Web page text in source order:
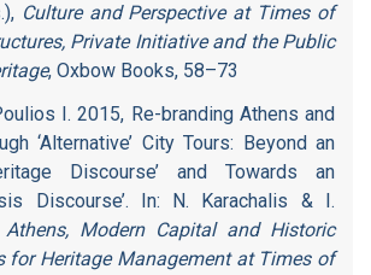
Culture and Perspective at Times of
Private Initiative and the Public
, Oxbow Books, 58–73
I. 2015, Re-branding Athens and
‘Alternative’ City Tours: Beyond an
Discourse’ and Towards an
Discourse’. In: N. Karachalis & I.
Athens, Modern Capital and Historic
for Heritage Management at Times of